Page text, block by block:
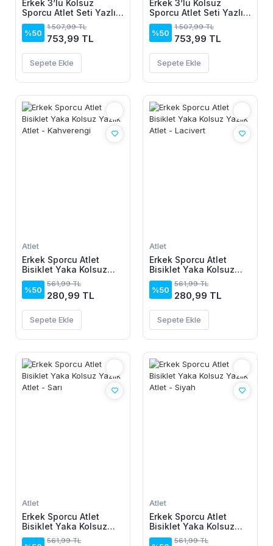
Erkek 3’lü Kolsuz
Sporcu Atlet Seti Yazlık
Bisiklet Yakalı - Mint
Yeşili, Siyah, Beyaz
%50
1.507,99 TL
753,99 TL
Sepete Ekle
Erkek 3’lü Kolsuz
Sporcu Atlet Seti Yazlık
Bisiklet Yakalı - Siyah,
Bej, Beyaz
%50
1.507,99 TL
753,99 TL
Sepete Ekle
Atlet
Erkek Sporcu Atlet
Bisiklet Yaka Kolsuz
Yazlık Atlet -
Kahverengi
%50
561,99 TL
280,99 TL
Sepete Ekle
Atlet
Erkek Sporcu Atlet
Bisiklet Yaka Kolsuz
Yazlık Atlet - Lacivert
%50
561,99 TL
280,99 TL
Sepete Ekle
Atlet
Erkek Sporcu Atlet
Bisiklet Yaka Kolsuz
Yazlık Atlet - Sarı
561,99 TL
Atlet
Erkek Sporcu Atlet
Bisiklet Yaka Kolsuz
Yazlık Atlet - Siyah
561,99 TL